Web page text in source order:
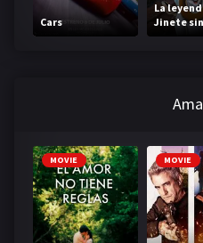
Cars
La
Jinete
MOVIE MOVIE